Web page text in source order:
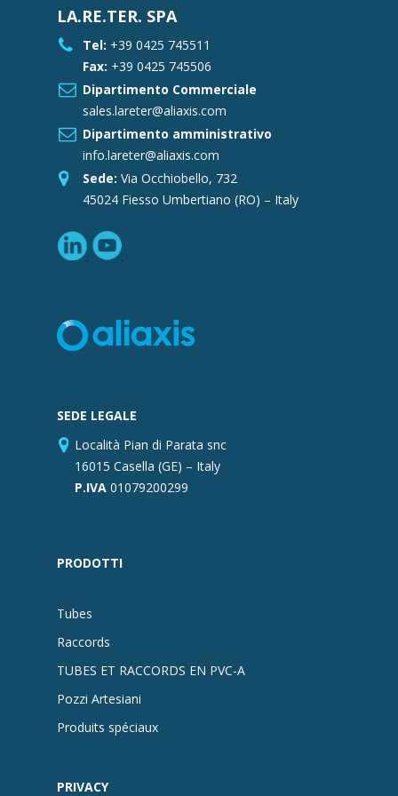
LA.RE.TER. SPA
Tel: +39 0425 745511
Fax: +39 0425 745506
Dipartimento Commerciale
sales.lareter@aliaxis.com
Dipartimento amministrativo
info.lareter@aliaxis.com
Sede: Via Occhiobello, 732
45024 Fiesso Umbertiano (RO) – Italy
SEDE LEGALE
Località Pian di Parata snc
16015 Casella (GE) – Italy
P.IVA 01079200299
PRODOTTI
Tubes
Raccords
TUBES ET RACCORDS EN PVC-A
Pozzi Artesiani
Produits spéciaux
PRIVACY